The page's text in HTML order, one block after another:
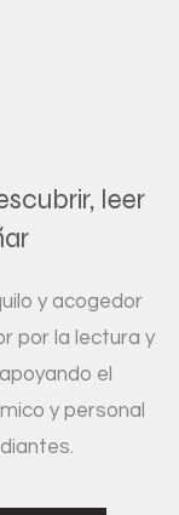
leer
y acogedor
por la lectura y
el
y personal